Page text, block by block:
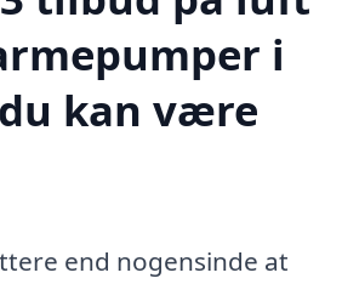
i
kan være
end nogensinde at